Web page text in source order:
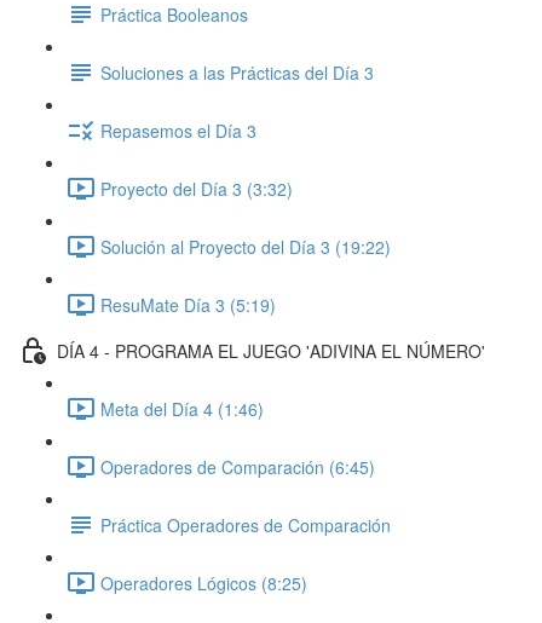
Práctica Booleanos
Soluciones a las Prácticas del Día 3
Repasemos el Día 3
Proyecto del Día 3 (3:32)
Solución al Proyecto del Día 3 (19:22)
ResuMate Día 3 (5:19)
DÍA 4 - PROGRAMA EL JUEGO 'ADIVINA EL NÚMERO'
Meta del Día 4 (1:46)
Operadores de Comparación (6:45)
Práctica Operadores de Comparación
Operadores Lógicos (8:25)